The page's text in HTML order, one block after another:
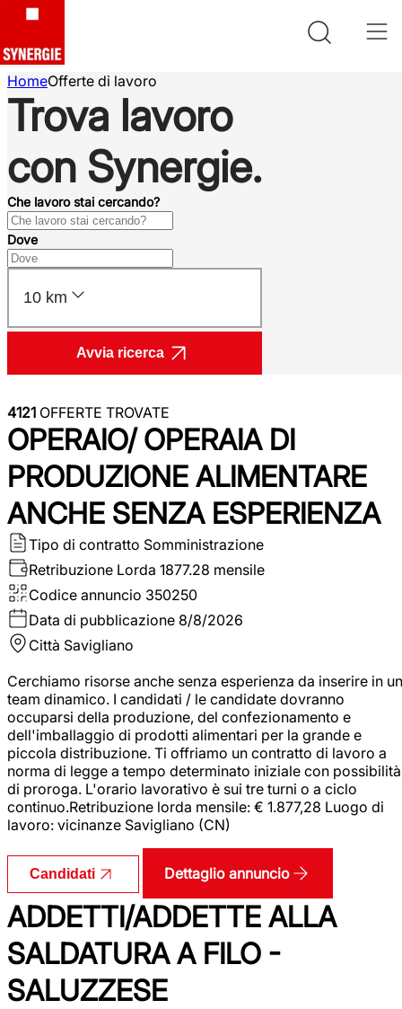
HomeOfferte di lavoro
Trova lavoro
con Synergie.
Che lavoro stai cercando?
Dove
10 km
Avvia ricerca
4121 OFFERTE TROVATE
OPERAIO/ OPERAIA DI
PRODUZIONE ALIMENTARE
ANCHE SENZA ESPERIENZA
Tipo di contratto Somministrazione
Retribuzione Lorda 1877.28 mensile
Codice annuncio 350250
Data di pubblicazione 8/8/2026
Città Savigliano
Cerchiamo risorse anche senza esperienza da inserire in un
team dinamico. I candidati / le candidate dovranno
occuparsi della produzione, del confezionamento e
dell'imballaggio di prodotti alimentari per la grande e
piccola distribuzione. Ti offriamo un contratto di lavoro a
norma di legge a tempo determinato iniziale con possibilità
di proroga. L'orario lavorativo è sui tre turni o a ciclo
continuo.Retribuzione lorda mensile: € 1.877,28 Luogo di
lavoro: vicinanze Savigliano (CN)
Candidati Dettaglio annuncio
ADDETTI/ADDETTE ALLA
SALDATURA A FILO -
SALUZZESE